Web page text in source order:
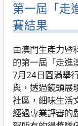
第一屆「走
賽結果
由澳門生產力暨
的第一屆「走進
7月24日圓滿舉
與，透過鏡頭展
社區，細味生活
經過專業評審的